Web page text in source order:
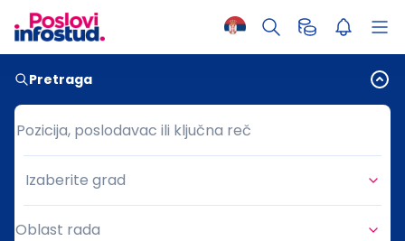
Pretraga
Pozicija, poslodavac ili ključna reč
Pozicija, poslodavac ili ključna reč
Grad
Izaberite grad
Oblast rada